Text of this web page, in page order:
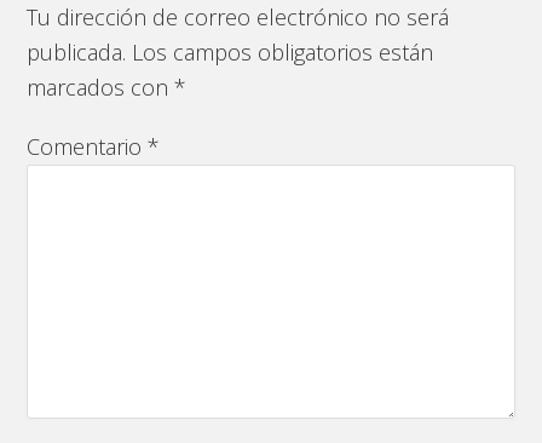
Tu dirección de correo electrónico no será
publicada. Los campos obligatorios están
marcados con*
Comentario*